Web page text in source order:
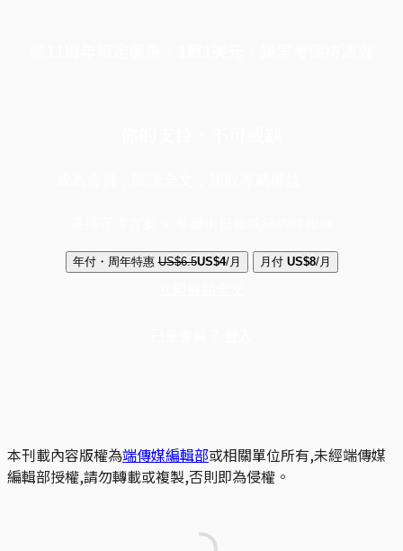
年付・周年特惠 US$6.5US$4/月 月付 US$8/月
本刊載內容版權為端傳媒編輯部或相關單位所有,未經端傳媒
編輯部授權,請勿轉載或複製,否則即為侵權。